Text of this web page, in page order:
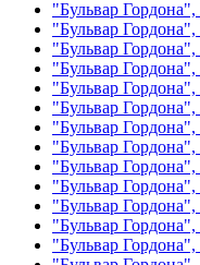
"Бульвар
"Бульвар
"Бульвар
"Бульвар
"Бульвар
"Бульвар
"Бульвар
"Бульвар
"Бульвар
"Бульвар
"Бульвар
"Бульвар
"Бульвар